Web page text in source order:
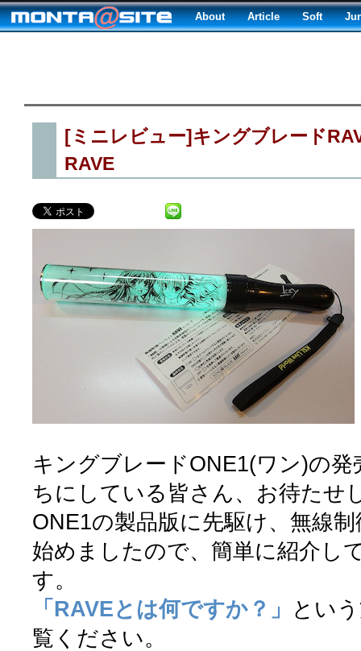
About Article Soft
[ミニレビュー]キングブレード
RAVE
キングブレードONE1(ワン)の
ちにしている皆さん、お待たせ
ONE1の製品版に先駆け、無線
始めましたので、簡単に紹介し
す。
「RAVEとは何ですか？」
とい
覧ください。